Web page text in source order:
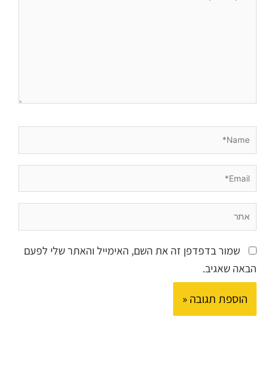
Name*
Email*
אתר
שמור בדפדפן זה את השם, האימייל והאתר שלי לפעם
הבאה שאגיב.